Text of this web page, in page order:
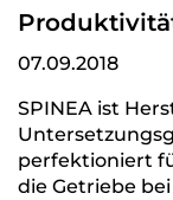
07.09.2018
SPINEA ist
perfektioniert
die Getriebe